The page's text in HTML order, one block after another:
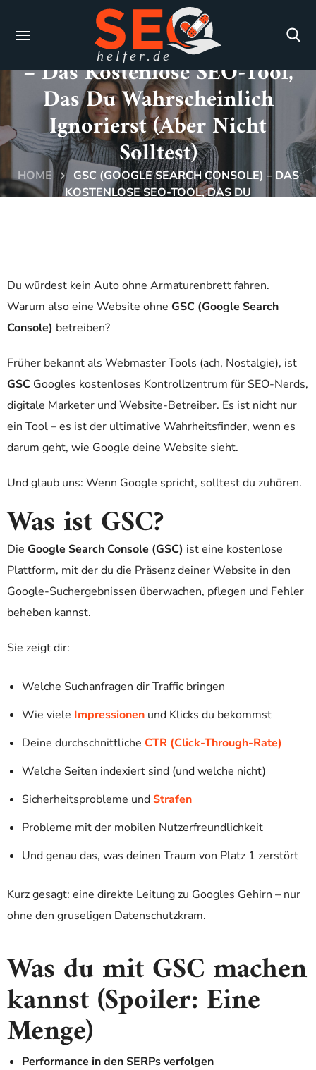
GSC (Google Search Console)
– Das Kostenlose SEO-Tool,
Das Du Wahrscheinlich
Ignorierst (aber Nicht
Solltest)
HOME
GSC (GOOGLE SEARCH CONSOLE) – DAS
KOSTENLOSE SEO-TOOL, DAS DU
Du würdest kein Auto ohne Armaturenbrett fahren.
Warum also eine Website ohne GSC (Google Search
Console) betreiben?
Früher bekannt als Webmaster Tools (ach, Nostalgie), ist
GSC Googles kostenloses Kontrollzentrum für SEO-Nerds,
digitale Marketer und Website-Betreiber. Es ist nicht nur
ein Tool – es ist der ultimative Wahrheitsfinder, wenn es
darum geht, wie Google deine Website sieht.
Und glaub uns: Wenn Google spricht, solltest du zuhören.
Was ist GSC?
Die Google Search Console (GSC) ist eine kostenlose
Plattform, mit der du die Präsenz deiner Website in den
Google-Suchergebnissen überwachen, pflegen und Fehler
beheben kannst.
Sie zeigt dir:
Welche Suchanfragen dir Traffic bringen
Wie viele Impressionenund Klicks du bekommst
Deine durchschnittliche CTR (Click-Through-Rate)
Welche Seiten indexiert sind (und welche nicht)
Sicherheitsprobleme undStrafen
Probleme mit der mobilen Nutzerfreundlichkeit
Und genau das, was deinen Traum von Platz 1 zerstört
Kurz gesagt: eine direkte Leitung zu Googles Gehirn – nur
ohne den gruseligen Datenschutzkram.
Was du mit GSC machen
kannst (Spoiler: Eine
Menge)
Performance in den SERPs verfolgen